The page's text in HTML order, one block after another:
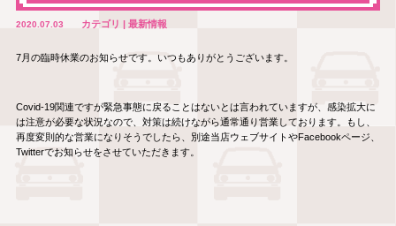
2020.07.03 カテゴリ | 最新情報
7月の臨時休業のお知らせです。いつもありがとうございます。
Covid-19関連ですが緊急事態に戻ることはないとは言われていますが、感染拡大に
は注意が必要な状況なので、対策は続けながら通常通り営業しております。もし、
再度変則的な営業になりそうでしたら、別途当店ウェブサイトやFacebookページ、
Twitterでお知らせをさせていただきます。